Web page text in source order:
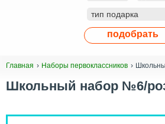
подобрать
Главная Наборы первоклассников
Школьный набор №6/